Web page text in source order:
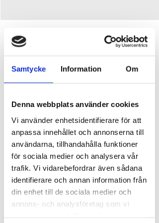
Samtycke Information Om
Denna webbplats använder cookies
Vi använder enhetsidentifierare för att
anpassa innehållet och annonserna till
användarna, tillhandahålla funktioner
för sociala medier och analysera vår
trafik. Vi vidarebefordrar även sådana
identifierare och annan information från
din enhet till de sociala medier och
annons- och analysföretag som vi
Tid och plats
60 Vänersborg, Sverige
Om evenemanget
Den 16 juli blir det irländsk afton när Dun
Aengus intar scenen!
Världsturnerande duon med Peter
Andersson
(tenorbanjo/sång) och Martin
(gitarr/sång) kommer hem till
pubös.
Det blir fotstamp, handklapp och en stämning
som tar dig rakt till Dublin – utan att lämna